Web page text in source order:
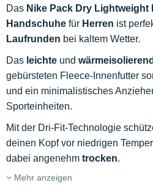
Das Nike Pack Dry Lightweight
Handschuhe für Herren ist
Laufrunden bei kaltem Wetter.
Das leichte und
gebürsteten Fleece-Innenfutter
und ein minimalistisches
Sporteinheiten.
Mit der Dri-Fit-Technologie
deinen Kopf vor niedrigen
dabei angenehm trocken.
Mehr anzeigen